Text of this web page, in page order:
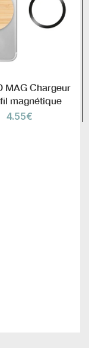
MAG Chargeur
magnétique
4.55€